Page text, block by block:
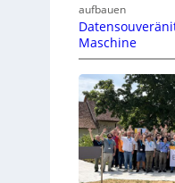
aufbauen
Maschine